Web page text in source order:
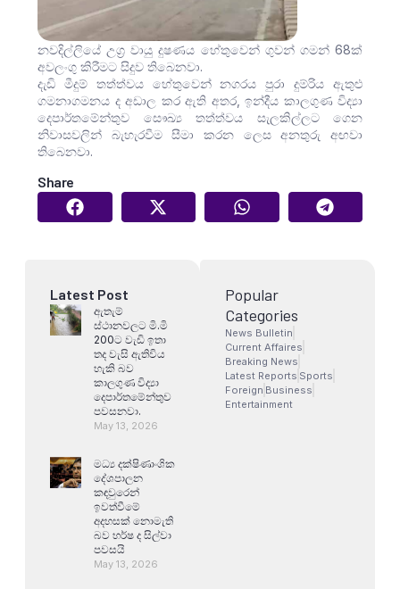
නවදිල්ලියේ උග්‍ර වායු දුෂණය හේතුවෙන් ගුවන් ගමන් 68ක්
අවලංගු කිරීමට සිදුව තිබෙනවා.
දැඩි මීදුම් තත්ත්වය හේතුවෙන් නගරය පුරා දුම්රිය ඇතුළු
ගමනාගමනය ද අඩාල කර ඇති අතර, ඉන්දීය කාලගුණ විද්‍යා
දෙපාර්තමේන්තුව සෞඛ්‍ය තත්ත්වය සැලකිල්ලට ගෙන
නිවාසවලින් බැහැරවීම සීමා කරන ලෙස අනතුරු අඟවා
තිබෙනවා.
Share
Latest Post
ඇතැම්
ස්ථානවලට මි.මි
200ට වැඩි ඉතා
තද වැසි ඇතිවිය
හැකි බව
කාලගුණ විද්‍යා
දෙපාර්තමේන්තුව
පවසනවා.
May 13, 2026
මධ්‍ය දක්ෂිණාංශික
දේශපාලන
කඳවුරෙන්
ඉවත්වීමේ
අදහසක් නොමැති
බව හර්ෂ ද සිල්වා
පවසයි
May 13, 2026
Popular
Categories
News Bulletin
Current Affaires
Breaking News
Latest Reports Sports
Foreign Business
Entertainment